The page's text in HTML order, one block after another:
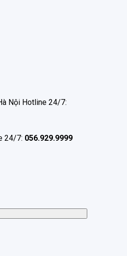
Nội Hotline 24/7:
24/7: 056.929.9999